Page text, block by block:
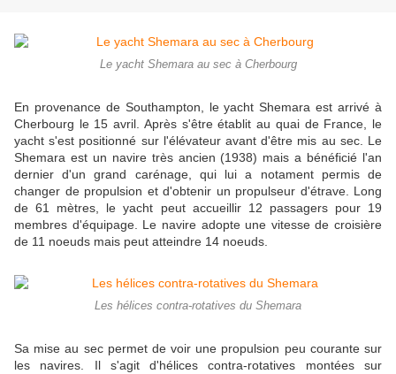
Le yacht Shemara au sec à Cherbourg
En provenance de Southampton, le yacht Shemara est arrivé à
Cherbourg le 15 avril. Après s'être établit au quai de France, le
yacht s'est positionné sur l'élévateur avant d'être mis au sec. Le
Shemara est un navire très ancien (1938) mais a bénéficié l'an
dernier d'un grand carénage, qui lui a notament permis de
changer de propulsion et d'obtenir un propulseur d'étrave. Long
de 61 mètres, le yacht peut accueillir 12 passagers pour 19
membres d'équipage. Le navire adopte une vitesse de croisière
de 11 noeuds mais peut atteindre 14 noeuds.
Les hélices contra-rotatives du Shemara
Sa mise au sec permet de voir une propulsion peu courante sur
les navires. Il s'agit d'hélices contra-rotatives montées sur